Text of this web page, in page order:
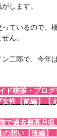
します。
ているので、
ん。
二郎で、今年
ド喫茶・プロ
性【前編】【
で過去最高月
想い【後編】